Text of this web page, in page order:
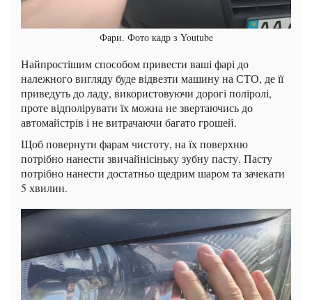
Фари. Фото кадр з Youtube
Найпростішим способом привести ваші фарі до
належного вигляду буде відвезти машину на СТО, де її
приведуть до ладу, використовуючи дорогі поліролі,
проте відполірувати їх можна не звертаючись до
автомайстрів і не витрачаючи багато грошей.
Щоб повернути фарам чистоту, на їх поверхню
потрібно нанести звичайнісіньку зубну пасту. Пасту
потрібно нанести достатньо щедрим шаром та зачекати
5 хвилин.